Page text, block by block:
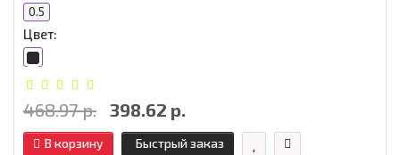
0.5
Цвет:
468.97 р. 398.62 р.
В корзину Быстрый заказ